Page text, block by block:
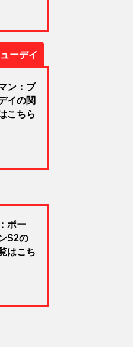
ーデイ
ン：ブ
イの関
こちら
ボー
S2の
はこち